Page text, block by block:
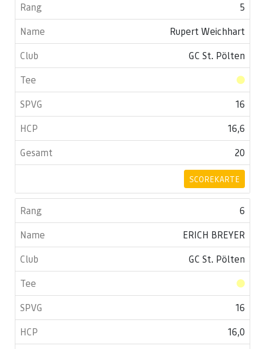
5
Rupert Weichhart
GC St. Pölten
16
16,6
20
SCOREKARTE
6
ERICH BREYER
GC St. Pölten
16
16,0